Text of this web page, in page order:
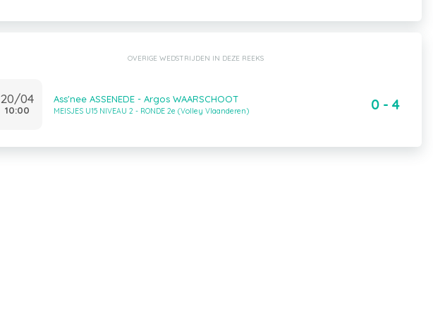
OVERIGE WEDSTRIJDEN IN DEZE REEKS
20/04
10:00
Ass'nee ASSENEDE - Argos WAARSCHOOT
MEISJES U15 NIVEAU 2 - RONDE 2e (Volley Vlaanderen) 0 - 4